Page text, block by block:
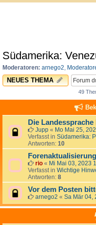
Südamerika:
Moderatoren: arnego2,
NEUES THEMA
49
Die Landessprache
Jupp « Mo Mai 25,
Verfasst in Südamerika:
Antworten: 10
Forenaktualisierung
rio « Mi Mai 03, 2023
Verfasst in Wichtige
Antworten: 8
Vor dem Posten
arnego2 « Sa Mär 04,